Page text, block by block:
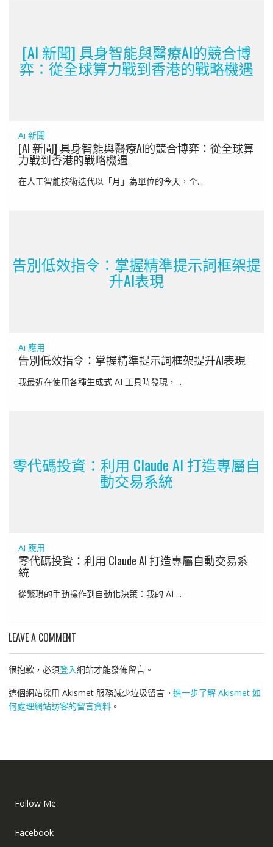
[AI 新聞] 具身智能與醫療AI的競合博
弈：從全球算力戰到香港的戰略機遇
Ai 新聞
[AI 新聞] 具身智能與醫療AI的競合博弈：從全球算
力戰到香港的戰略機遇
在人工智能技術迭代以「月」為單位的今天，全...
告別低效指令：掌握精準提示詞框架提
升AI表現
Ai 應用
告別低效指令：掌握精準提示詞框架提升AI表現
我最近在使用各種生成式 AI 工具時發現，...
零代碼投資：利用 Claude AI 打造專屬自
動交易系統
Ai 應用
零代碼投資：利用 Claude AI 打造專屬自動交易系
統
從繁瑣的手動操作到自動化決策：我的 AI ...
LEAVE A COMMENT
很抱歉，必須登入網站才能發佈留言。
這個網站採用 Akismet 服務減少垃圾留言。 進一步了解 Akismet 如
何處理網站訪客的留言資料。
Follow Me
Facebook